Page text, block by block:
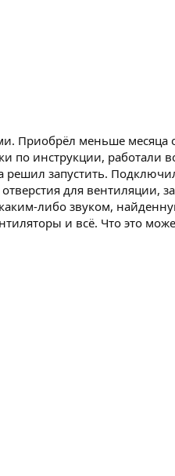
Приобрёл меньше
инструкции, работали
запустить.
для вентиляции,
либо звуком,
и всё. Что это